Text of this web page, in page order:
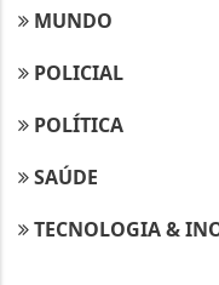
MUNDO
POLICIAL
POLÍTICA
SAÚDE
TECNOLOGIA &